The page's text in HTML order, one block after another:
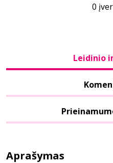
0
Leidinio
Aprašymas